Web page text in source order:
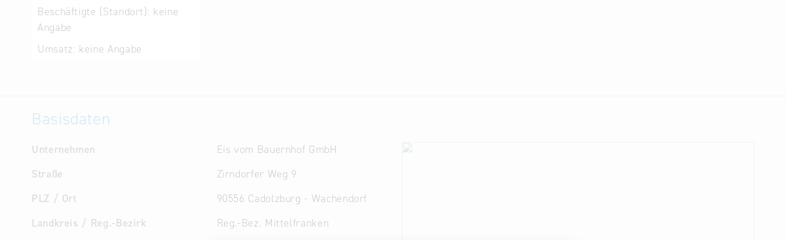
Beschäftigte (Standort): keine
Angabe
Umsatz: keine Angabe
Basisdaten
Unternehmen
Eis vom Bauernhof GmbH
Straße
Zirndorfer Weg 9
PLZ / Ort
90556 Cadolzburg - Wachendorf
Landkreis / Reg.-Bezirk
Reg.-Bez. Mittelfranken